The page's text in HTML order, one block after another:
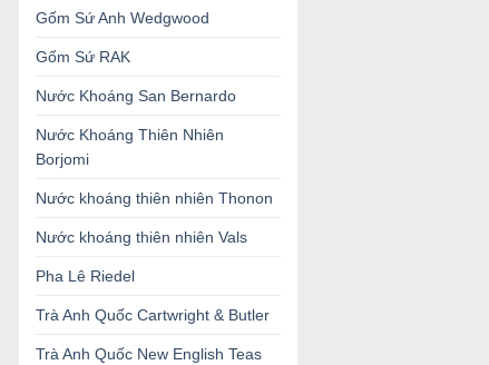
Gốm Sứ Anh Wedgwood
Gốm Sứ RAK
Nước Khoáng San Bernardo
Nước Khoáng Thiên Nhiên
Borjomi
Nước khoáng thiên nhiên Thonon
Nước khoáng thiên nhiên Vals
Pha Lê Riedel
Trà Anh Quốc Cartwright & Butler
Trà Anh Quốc New English Teas